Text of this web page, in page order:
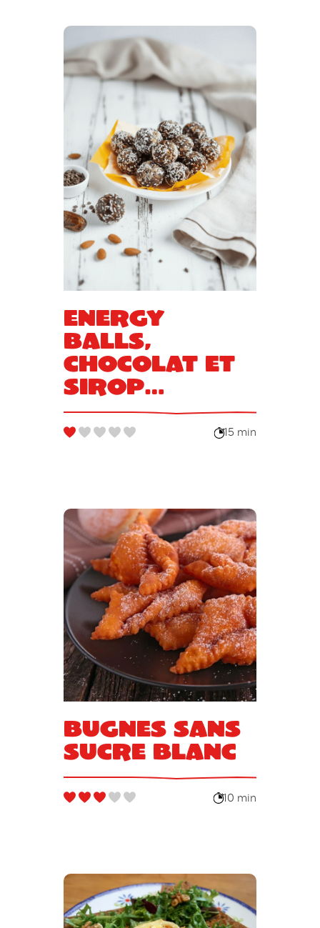
Energy
balls,
chocolat et
sirop
d’agave
15 min
Bugnes sans
sucre blanc
10 min